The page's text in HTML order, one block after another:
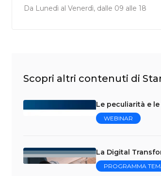
Da Lunedì al Venerdì, dalle 09 alle 18
Scopri altri contenuti di
Le peculiarità e
WEBINAR
La Digital
PROGRAMMA